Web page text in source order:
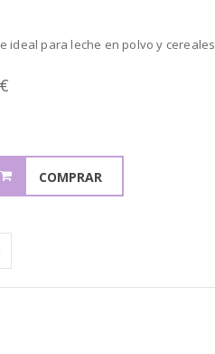
ideal para leche en polvo y cereales